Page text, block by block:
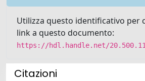
Utilizza questo identificativo per
link a questo documento:
https://hdl.handle.net/
Citazioni